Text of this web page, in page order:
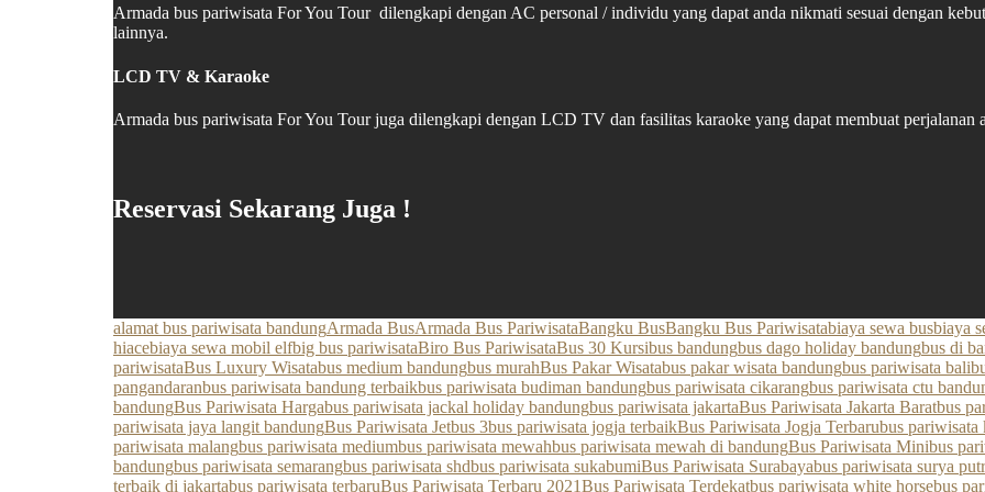
Armada bus pariwisata For You Tour dilengkapi dengan AC personal / individu yang dapat anda nikmati sesuai dengan
lainnya.
LCD TV & Karaoke
Armada bus pariwisata For You Tour juga dilengkapi dengan LCD TV dan fasilitas karaoke yang dapat membuat perjalanan
Reservasi Sekarang Juga !
alamat bus pariwisata bandungArmada BusArmada Bus PariwisataBangku BusBangku Bus Pariwisatabiaya sewa busbiaya
hiacebiaya sewa mobil elfbig bus pariwisataBiro Bus PariwisataBus 30 Kursibus bandungbus dago holiday bandungbus di
pariwisataBus Luxury Wisatabus medium bandungbus murahBus Pakar Wisatabus pakar wisata bandungbus pariwisata bali
pangandaranbus pariwisata bandung terbaikbus pariwisata budiman bandungbus pariwisata cikarangbus pariwisata ctu
bandungBus Pariwisata Hargabus pariwisata jackal holiday bandungbus pariwisata jakartaBus Pariwisata Jakarta Baratbus
pariwisata jaya langit bandungBus Pariwisata Jetbus 3bus pariwisata jogja terbaikBus Pariwisata Jogja Terbarubus pariwisata
pariwisata malangbus pariwisata mediumbus pariwisata mewahbus pariwisata mewah di bandungBus Pariwisata Minibus
bandungbus pariwisata semarangbus pariwisata shdbus pariwisata sukabumiBus Pariwisata Surabayabus pariwisata surya
terbaik di jakartabus pariwisata terbaruBus Pariwisata Terbaru 2021Bus Pariwisata Terdekatbus pariwisata white horsebus